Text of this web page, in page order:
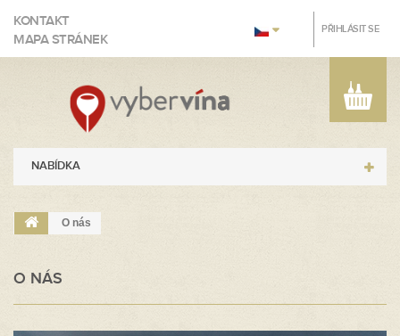
PŘIHLÁSIT SE
KONTAKT
MAPA STRÁNEK
NABÍDKA
O nás
O NÁS